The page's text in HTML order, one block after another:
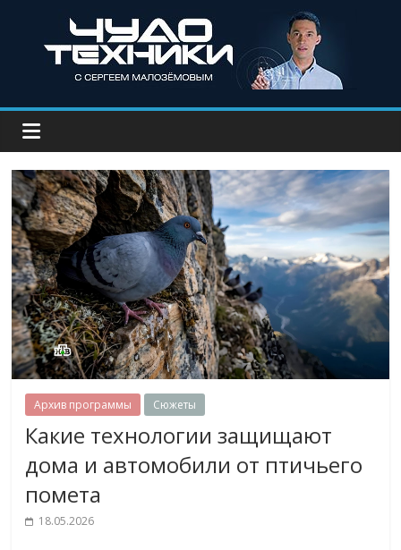
Архив программы Сюжеты
Какие технологии защищают
дома и автомобили от птичьего
помета
18.05.2026